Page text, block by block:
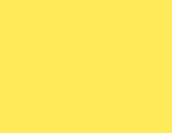
in Essen,